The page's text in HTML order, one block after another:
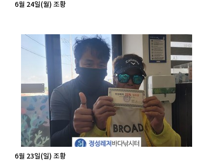
6월 24일(월) 조황
6월 23일(일) 조황